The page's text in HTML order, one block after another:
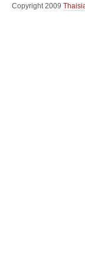
Copyright 2009